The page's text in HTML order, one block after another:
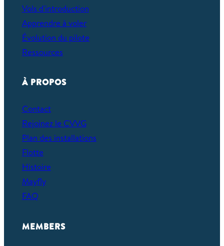
c
h
Vols d'introduction
Apprendre à voler
Évolution du pilote
Ressources
À PROPOS
Contact
Rejoinez le CVVG
Plan des installations
Flotte
Histoire
Mayfly
FAQ
MEMBERS